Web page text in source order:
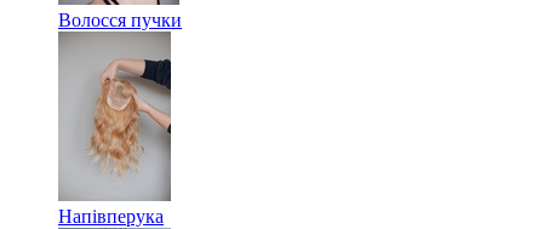
Волосся пучки
Напівперука